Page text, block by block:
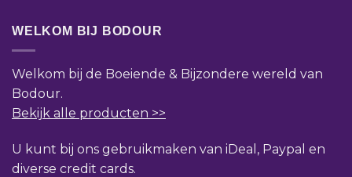
WELKOM BIJ BODOUR
Welkom bij de Boeiende & Bijzondere wereld van
Bodour.
Bekijk alle producten >>
U kunt bij ons gebruikmaken van iDeal, Paypal en
diverse credit cards.